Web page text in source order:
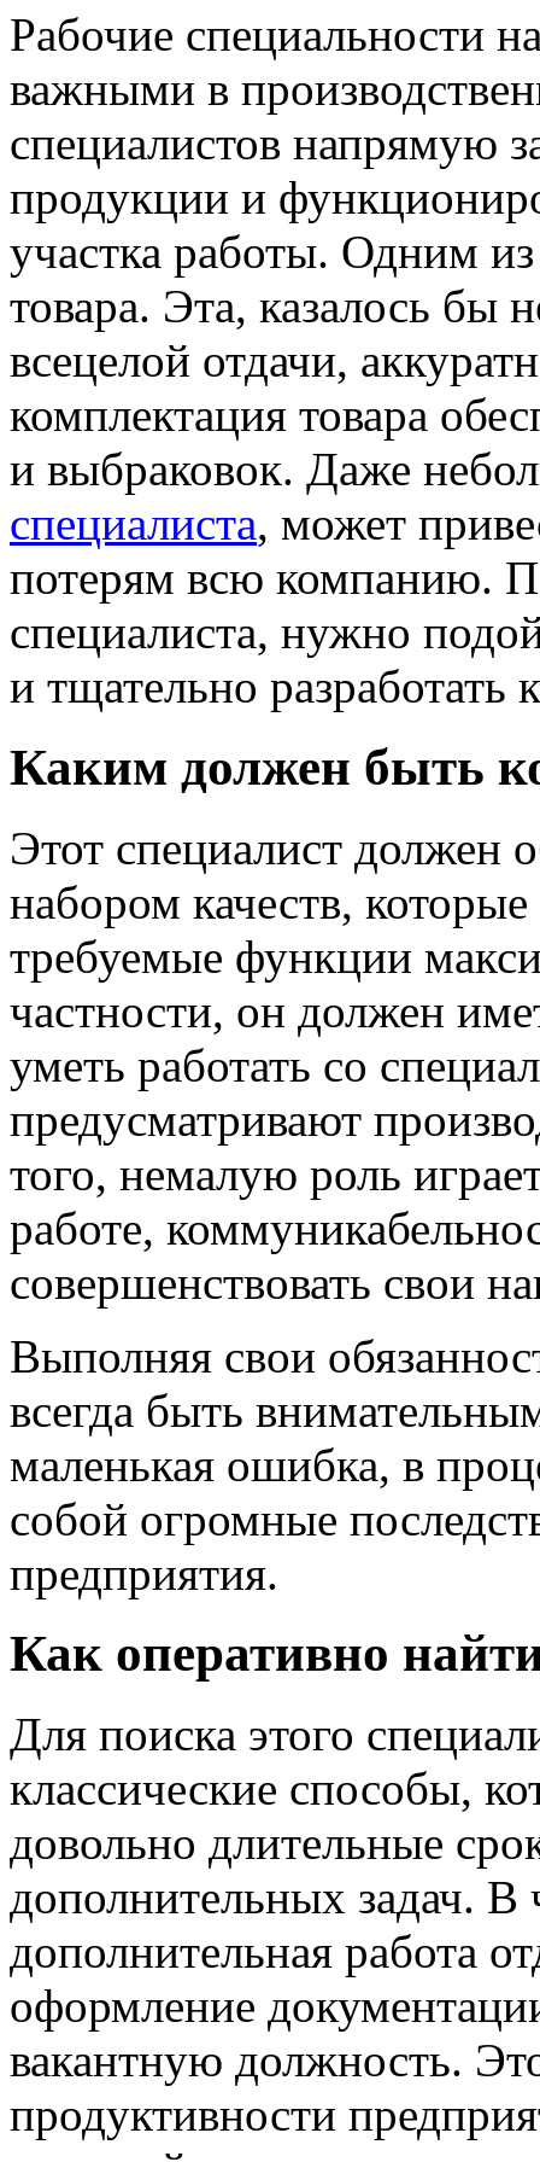
Рабочие специальности
важными в
специалистов напрямую
продукции и
участка работы. Одним
товара. Эта, казалось бы
всецелой отдачи,
комплектация товара
и выбраковок. Даже
специалиста, может
потерям всю компанию.
специалиста, нужно
и тщательно разработать
Каким должен быть
Этот специалист должен
набором качеств,
требуемые функции
частности, он должен
уметь работать со
предусматривают
того, немалую роль
работе,
совершенствовать свои
Выполняя свои
всегда быть
маленькая ошибка, в
собой огромные
предприятия.
Как оперативно
Для поиска этого
классические способы,
довольно длительные
дополнительных задач. В
дополнительная работа
оформление
вакантную должность.
продуктивности